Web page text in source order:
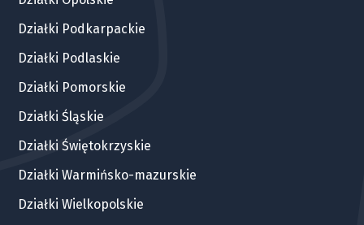
Działki Podkarpackie
Działki Podlaskie
Działki Pomorskie
Działki Śląskie
Działki Świętokrzyskie
Działki Warmińsko-mazurskie
Działki Wielkopolskie